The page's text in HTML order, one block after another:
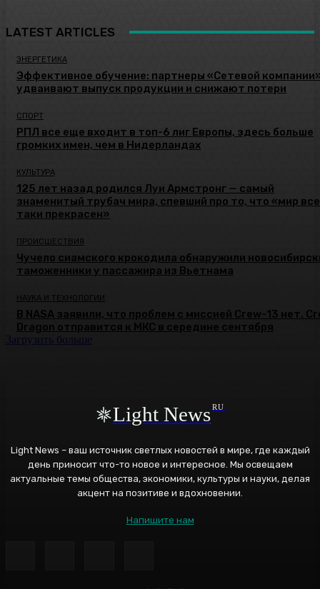
LATEST ARTICLES
ЭНЕРГЕТИКА
Эффективное обучение: партнеры «Сетевой
удваивают выпуск продукции и снижают потери
СПОРТ
РПЛ все еще входит в топ-6 лиг Европы, здесь больше
громких имен, чем в Нидерландах
КУЛЬТУРА
125 лет назад родился Луи Армстронг — самый
знаменитый трубач мира, спевший про то, что «мир
таки прекрасен»
ПРОИСШЕСТВИЯ
Чучело сиамского крокодила обнаружили
таможенники у пассажира из Вьетнама
НАУКА И ТЕХНОЛОГИИ
В NASA заявили, что проблем с миссией Crew-13 нет.
Dragon отправится к МКС в середине сентября
Загрузить больше
Light NewsRU
Light News – ваш источник светлых новостей в мире, где каждый
день приносит что-то новое и интересное. Мы освещаем
актуальные темы общества, экономики, культуры и науки, делая
акцент на позитиве и вдохновении.
Напишите нам